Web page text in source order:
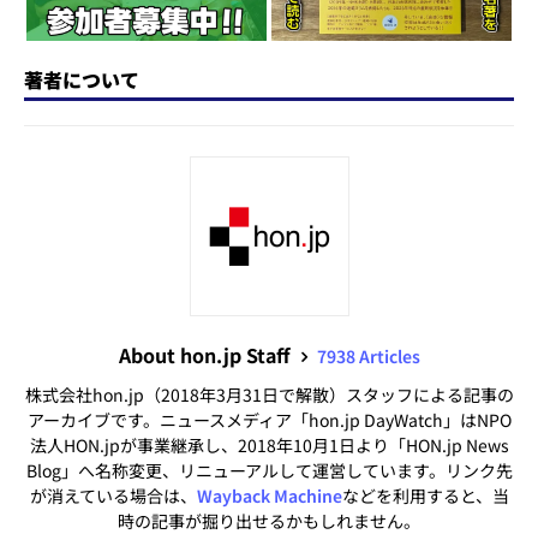
著者について
About hon.jp Staff
7938 Articles
株式会社hon.jp（2018年3月31日で解散）スタッフによる記事の
アーカイブです。ニュースメディア「hon.jp DayWatch」はNPO
法人HON.jpが事業継承し、2018年10月1日より「HON.jp News
Blog」へ名称変更、リニューアルして運営しています。リンク先
が消えている場合は、 Wayback Machineなどを利用すると、当
時の記事が掘り出せるかもしれません。